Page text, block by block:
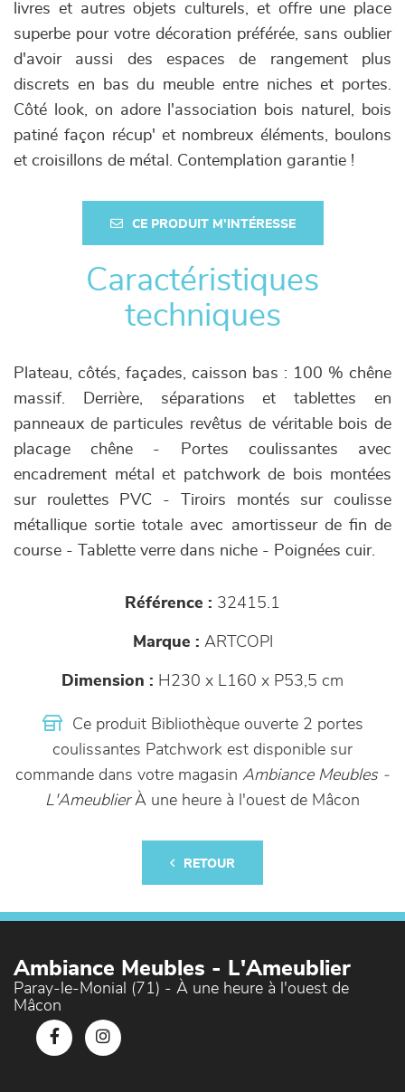
livres et autres objets culturels, et offre une place
superbe pour votre décoration préférée, sans oublier
d'avoir aussi des espaces de rangement plus
discrets en bas du meuble entre niches et portes.
Côté look, on adore l'association bois naturel, bois
patiné façon récup' et nombreux éléments, boulons
et croisillons de métal. Contemplation garantie !
CE PRODUIT M'INTÉRESSE
Caractéristiques
techniques
Plateau, côtés, façades, caisson bas : 100 % chêne
massif. Derrière, séparations et tablettes en
panneaux de particules revêtus de véritable bois de
placage chêne - Portes coulissantes avec
encadrement métal et patchwork de bois montées
sur roulettes PVC - Tiroirs montés sur coulisse
métallique sortie totale avec amortisseur de fin de
course - Tablette verre dans niche - Poignées cuir.
Référence : 32415.1
Marque : ARTCOPI
Dimension : H230 x L160 x P53,5 cm
Ce produit Bibliothèque ouverte 2 portes
coulissantes Patchwork est disponible sur
commande dans votre magasin Ambiance Meubles -
L'AmeublierÀ une heure à l'ouest de Mâcon
RETOUR
Ambiance Meubles - L'Ameublier
Paray-le-Monial (71) - À une heure à l'ouest de
Mâcon